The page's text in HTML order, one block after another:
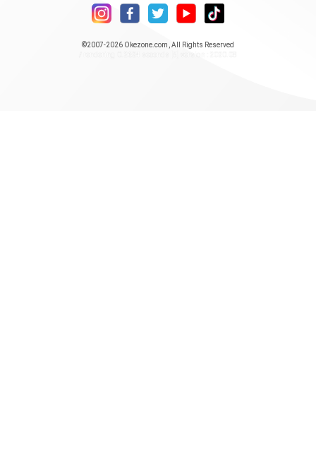
©2007-2026 Okezone.com , All Rights Reserved